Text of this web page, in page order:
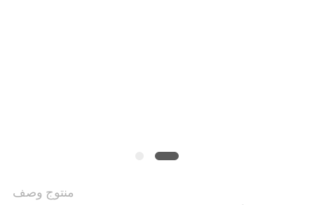
منتوج وصف